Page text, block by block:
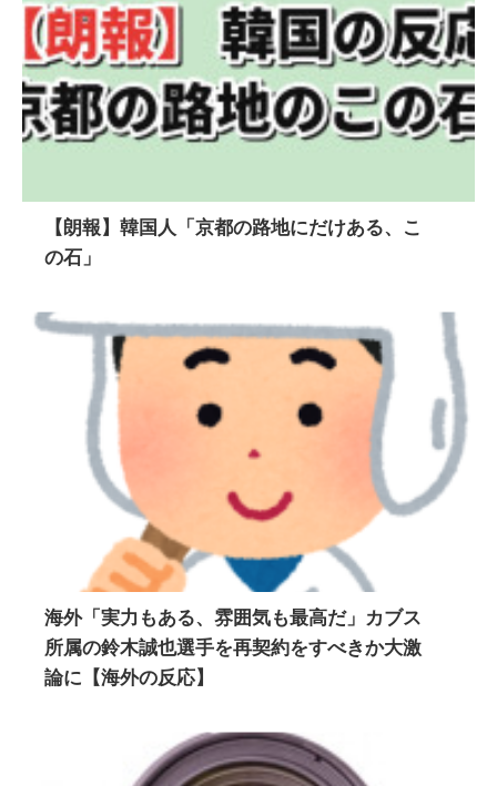
【朗報】韓国人「京都の路地にだけある、こ
の石」
海外「実力もある、雰囲気も最高だ」カブス
所属の鈴木誠也選手を再契約をすべきか大激
論に【海外の反応】